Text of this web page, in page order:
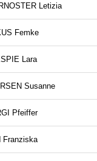
Letizia
Femke
Lara
Susanne
Pfeiffer
Franziska